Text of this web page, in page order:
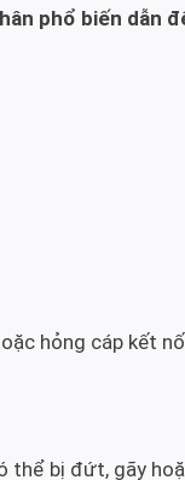
phổ biến dẫn
hỏng cáp kết
thể bị đứt, gãy